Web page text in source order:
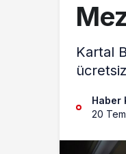
Kartal
Haber
20